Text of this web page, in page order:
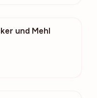
und Mehl